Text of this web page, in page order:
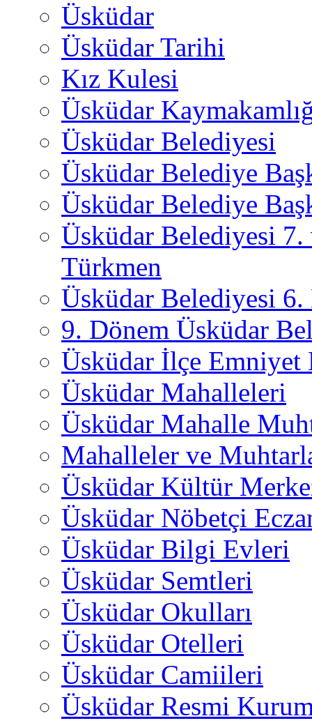
Üsküdar
Üsküdar Tarihi
Kız Kulesi
Üsküdar
Üsküdar Belediyesi
Üsküdar Belediye
Üsküdar Belediye
Üsküdar Belediyesi
Türkmen
Üsküdar Belediyesi 6.
9. Dönem Üsküdar
Üsküdar İlçe
Üsküdar Mahalleleri
Üsküdar Mahalle
Mahalleler ve
Üsküdar Kültür
Üsküdar Nöbetçi
Üsküdar Bilgi Evleri
Üsküdar Semtleri
Üsküdar Okulları
Üsküdar Otelleri
Üsküdar Camiileri
Üsküdar Resmi